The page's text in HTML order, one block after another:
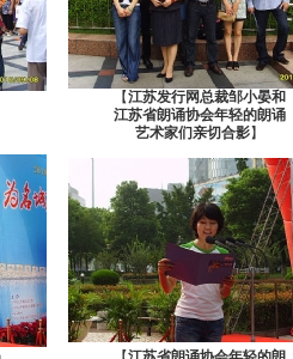
【江苏发行网总裁邹小晏和
江苏省朗诵协会年轻的朗诵
艺术家们亲切合影】